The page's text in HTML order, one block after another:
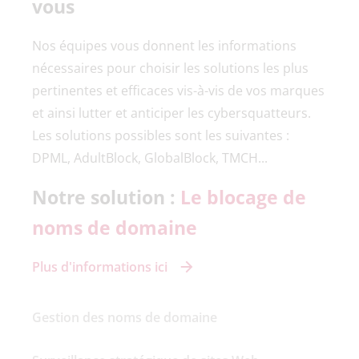
Gestion des noms de domaine
vous
Nos équipes vous donnent les informations
nécessaires pour choisir les solutions les plus
pertinentes et efficaces vis-à-vis de vos marques
et ainsi lutter et anticiper les cybersquatteurs.
Les solutions possibles sont les suivantes :
DPML, AdultBlock, GlobalBlock, TMCH...
Notre solution : Le blocage de
noms de domaine
Plus d'informations ici